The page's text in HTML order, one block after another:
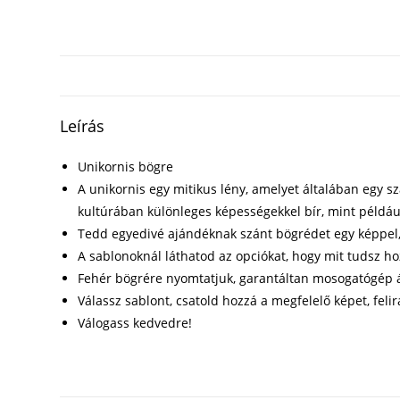
Leírás
Unikornis bögre
A unikornis egy mitikus lény, amelyet általában egy
kultúrában különleges képességekkel bír, mint
Tedd egyedivé ajándéknak szánt bögrédet egy
A sablonoknál láthatod az opciókat, hogy mit tudsz
Fehér bögrére nyomtatjuk, garantáltan mosogatógép
Válassz sablont, csatold hozzá a megfelelő képet,
Válogass kedvedre!